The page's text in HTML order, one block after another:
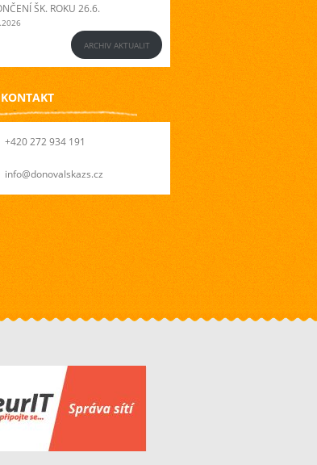
ŠK. ROKU 26.6.
ARCHIV AKTUALIT
KONTAKT
+420 272 934 191
info@donovalskazs.cz